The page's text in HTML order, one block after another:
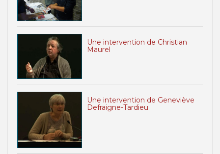
Une intervention de Christian
Maurel
Une intervention de Geneviève
Defraigne-Tardieu